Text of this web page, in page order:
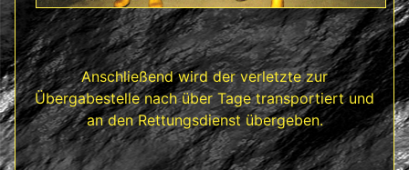
Anschließend wird der verletzte zur
Übergabestelle nach über Tage transportiert und
an den Rettungsdienst übergeben.